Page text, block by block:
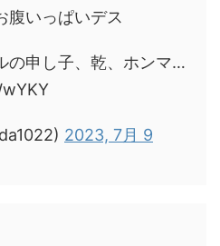
腹いっぱいデス
の申し子、乾、ホンマ…
2023, 7月 9